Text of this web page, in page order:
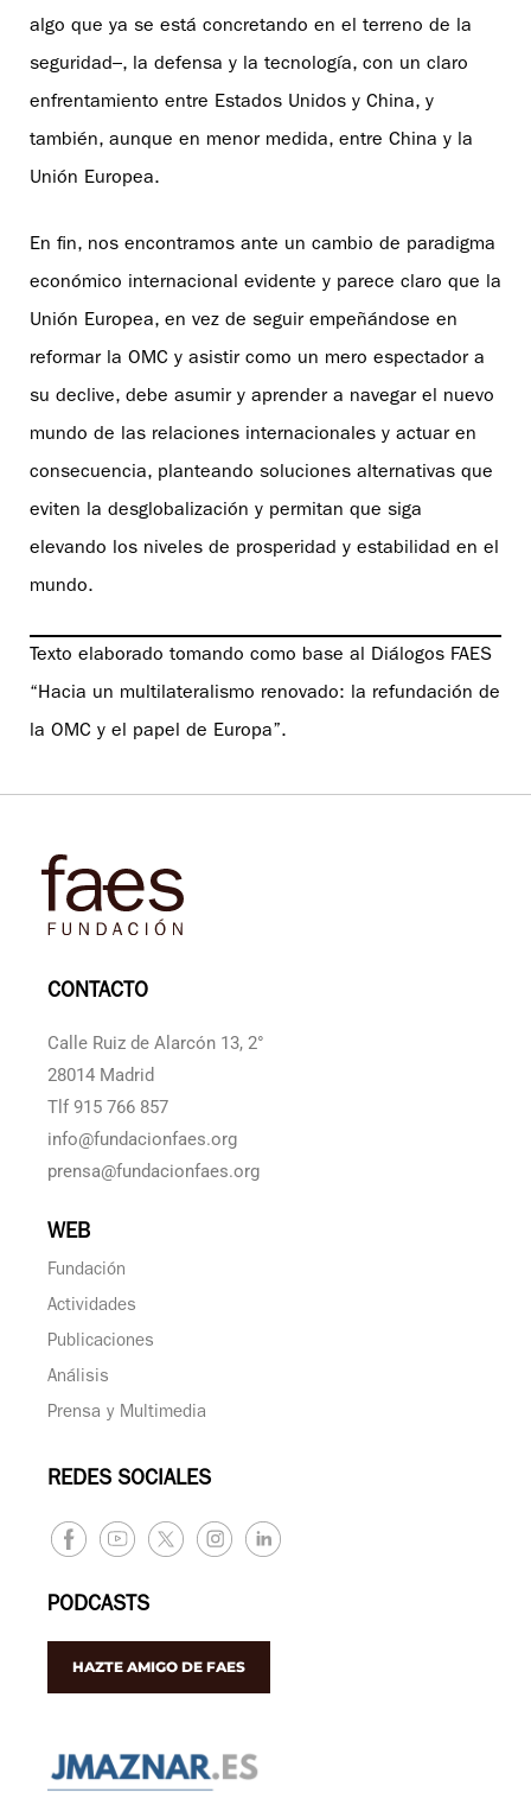
algo que ya se está concretando en el terreno de la
seguridad–, la defensa y la tecnología, con un claro
enfrentamiento entre Estados Unidos y China, y
también, aunque en menor medida, entre China y la
Unión Europea.
En fin, nos encontramos ante un cambio de paradigma
económico internacional evidente y parece claro que la
Unión Europea, en vez de seguir empeñándose en
reformar la OMC y asistir como un mero espectador a
su declive, debe asumir y aprender a navegar el nuevo
mundo de las relaciones internacionales y actuar en
consecuencia, planteando soluciones alternativas que
eviten la desglobalización y permitan que siga
elevando los niveles de prosperidad y estabilidad en el
mundo.
Texto elaborado tomando como base al Diálogos FAES
“Hacia un multilateralismo renovado: la refundación de
la OMC y el papel de Europa”.
CONTACTO
Calle Ruiz de Alarcón 13, 2°
28014 Madrid
Tlf 915 766 857
info@fundacionfaes.org
prensa@fundacionfaes.org
WEB
Fundación
Actividades
Publicaciones
Análisis
Prensa y Multimedia
REDES SOCIALES
PODCASTS
HAZTE AMIGO DE FAES